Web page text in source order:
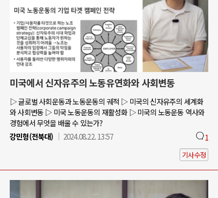
미국에서 신자유주의 노동유연화와 사회변동
▷ 글로벌 사회운동과 노동운동의 궤적 ▷ 미국의 신자유주의 세계화
와 사회변동 ▷ 미국 노동운동의 재활성화 ▷ 미국의 노동운동 역사와
경험에서 무엇을 배울 수 있는가?
강민형(전북대)
2024.08.22. 13:57 1
기사수정